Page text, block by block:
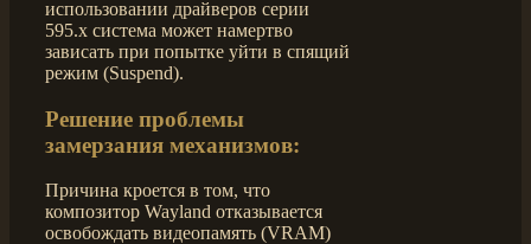
использовании драйверов серии
595.х система может намертво
зависать при попытке уйти в спящий
режим (Suspend).
Решение проблемы
замерзания механизмов:
Причина кроется в том, что
композитор Wayland отказывается
освобождать видеопамять (VRAM)